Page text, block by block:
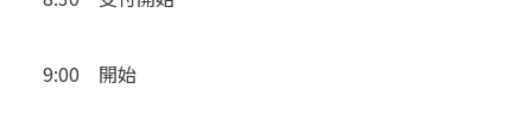
9:00 開始